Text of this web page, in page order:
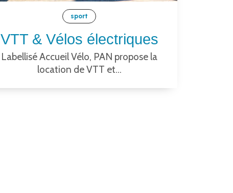
sport
VTT & Vélos électriques
Labellisé Accueil Vélo, PAN propose la
location de VTT et...